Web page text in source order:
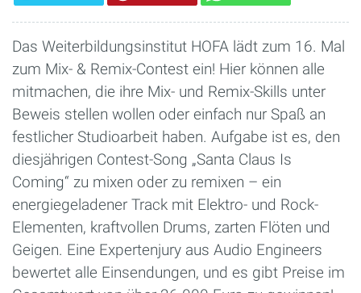
Das Weiterbildungsinstitut HOFA lädt zum 16. Mal
zum Mix- & Remix-Contest ein! Hier können alle
mitmachen, die ihre Mix- und Remix-Skills unter
Beweis stellen wollen oder einfach nur Spaß an
festlicher Studioarbeit haben. Aufgabe ist es, den
diesjährigen Contest-Song „Santa Claus Is
Coming“ zu mixen oder zu remixen – ein
energiegeladener Track mit Elektro- und Rock-
Elementen, kraftvollen Drums, zarten Flöten und
Geigen. Eine Expertenjury aus Audio Engineers
bewertet alle Einsendungen, und es gibt Preise im